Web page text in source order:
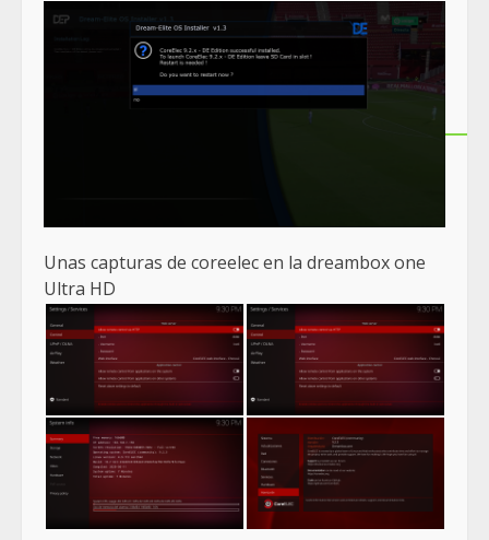
Unas capturas de coreelec en la dreambox one
Ultra HD